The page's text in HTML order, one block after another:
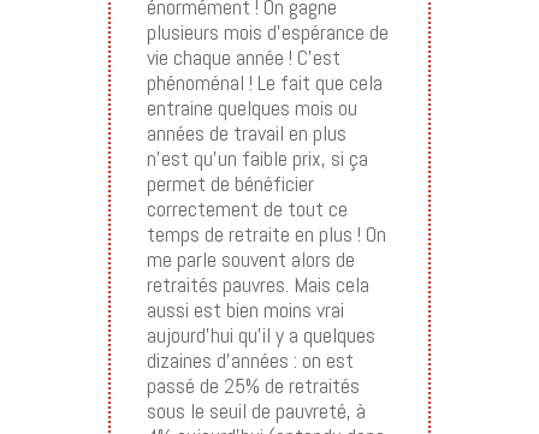
énormément ! On gagne
plusieurs mois d’espérance de
vie chaque année ! C’est
phénoménal ! Le fait que cela
entraine quelques mois ou
années de travail en plus
n’est qu’un faible prix, si ça
permet de bénéficier
correctement de tout ce
temps de retraite en plus ! On
me parle souvent alors de
retraités pauvres. Mais cela
aussi est bien moins vrai
aujourd’hui qu’il y a quelques
dizaines d’années : on est
passé de 25% de retraités
sous le seuil de pauvreté, à